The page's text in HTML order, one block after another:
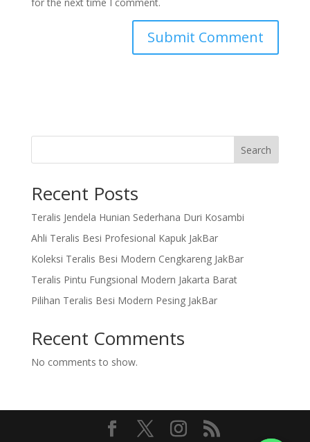
Search
Recent Posts
Teralis Jendela Hunian Sederhana Duri Kosambi
Ahli Teralis Besi Profesional Kapuk JakBar
Koleksi Teralis Besi Modern Cengkareng JakBar
Teralis Pintu Fungsional Modern Jakarta Barat
Pilihan Teralis Besi Modern Pesing JakBar
Recent Comments
No comments to show.